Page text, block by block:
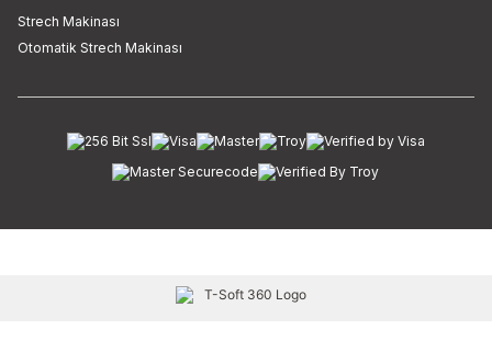
Strech Makinası
Otomatik Strech Makinası